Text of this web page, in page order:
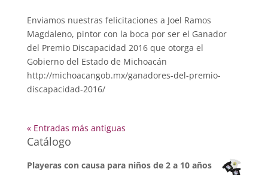
Enviamos nuestras felicitaciones a Joel Ramos
Magdaleno, pintor con la boca por ser el Ganador
del Premio Discapacidad 2016 que otorga el
Gobierno del Estado de Michoacán
http://michoacangob.mx/ganadores-del-premio-
discapacidad-2016/
« Entradas más antiguas
Catálogo
Playeras con causa para niños de 2 a 10 años